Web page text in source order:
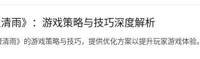
雨》：游戏策略与技巧深度解析
雨》的游戏策略与技巧，提供优化方案以提升玩家游戏体验。